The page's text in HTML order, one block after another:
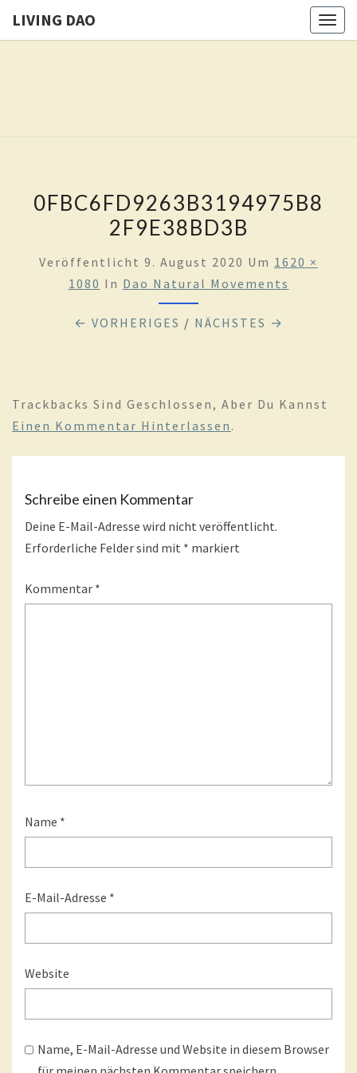
LIVING DAO
0FBC6FD9263B3194975B8
2F9E38BD3B
Veröffentlicht 9. August 2020 Um 1620 ×
1080 In Dao Natural Movements
← VORHERIGES / NÄCHSTES →
Trackbacks Sind Geschlossen, Aber Du Kannst
Einen Kommentar Hinterlassen .
Schreibe einen Kommentar
Deine E-Mail-Adresse wird nicht veröffentlicht.
Erforderliche Felder sind mit * markiert
Kommentar *
Name *
E-Mail-Adresse *
Website
Name, E-Mail-Adresse und Website in diesem Browser